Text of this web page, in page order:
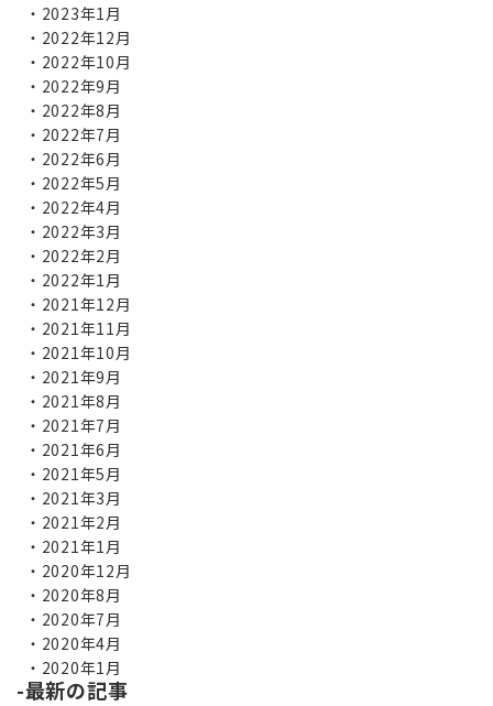
2023年1月
2022年12月
2022年10月
2022年9月
2022年8月
2022年7月
2022年6月
2022年5月
2022年4月
2022年3月
2022年2月
2022年1月
2021年12月
2021年11月
2021年10月
2021年9月
2021年8月
2021年7月
2021年6月
2021年5月
2021年3月
2021年2月
2021年1月
2020年12月
2020年8月
2020年7月
2020年4月
2020年1月
最新の記事